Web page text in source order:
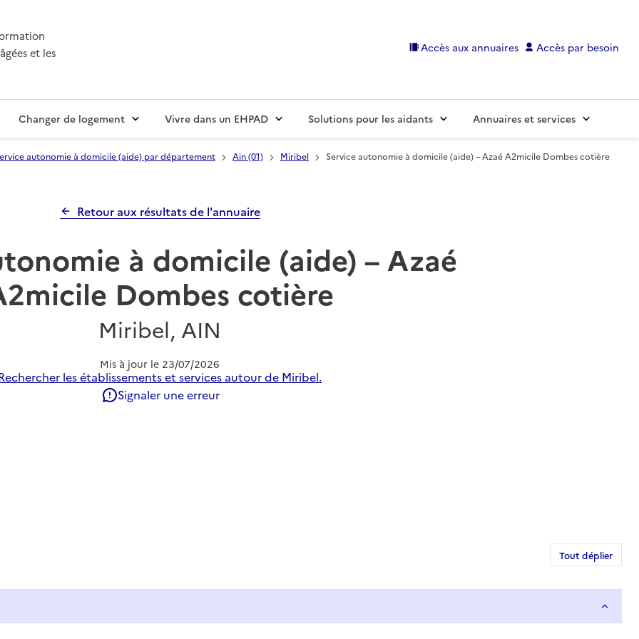
et les
Accès aux annuaires Accès par besoin
Changer de logement Vivre dans un EHPAD Solutions pour les aidants Annuaires et services
autonomie à domicile (aide) par département Ain (01) Miribel Service autonomie à domicile (aide) – Azaé A2micile Dombes cotière
Retour aux résultats de l'annuaire
à domicile (aide) – Azaé
Dombes cotière
Miribel, AIN
Mis à jour le 23/07/2026
les établissements et services autour de Miribel.
Signaler une erreur
Tout déplier